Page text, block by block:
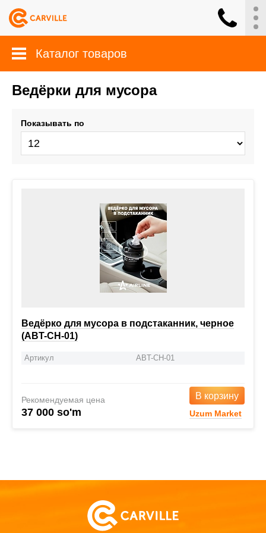
Каталог товаров
Ведёрки для мусора
Показывать по
Ведёрко для мусора в подстаканник, черное
(ABT-CH-01)
Артикул ABT-CH-01
Рекомендуемая цена
37 000 so'm
В корзину
Uzum Market